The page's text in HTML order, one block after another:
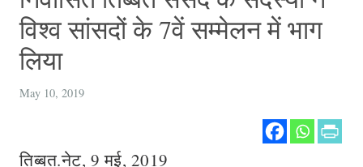
विश्व सांसदों के 7वें सम्मेलन में भाग
लिया
May 10, 2019
तिब्बत.नेट, 9 मई, 2019